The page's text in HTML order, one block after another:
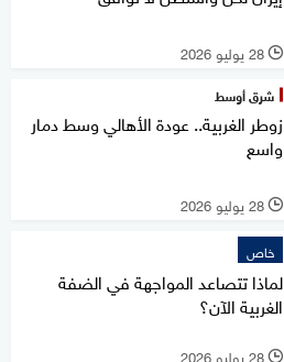
l 28 يوليو 2026
شرق أوسط
زوطر الغربية.. عودة الأهالي وسط دمار
واسع
l 28 يوليو 2026
خاص
لماذا تتصاعد المواجهة في الضفة
الغربية الآن؟
l 28 يوليو 2026